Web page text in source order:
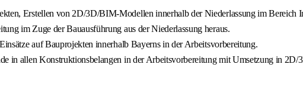
Erstellen von 2D/3D/BIM-Modellen innerhalb der Niederlassung im Bereich
im Zuge der Bauausführung aus der Niederlassung heraus.
auf Bauprojekten innerhalb Bayerns in der Arbeitsvorbereitung.
in allen Konstruktionsbelangen in der Arbeitsvorbereitung mit Umsetzung in 2D/